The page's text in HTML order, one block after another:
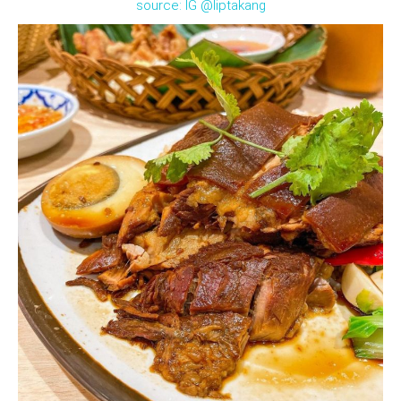
source: IG @liptakang